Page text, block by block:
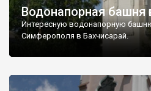
Водонапорная башня
Интересную водонапорную
Симферополя в Бахчисарай.